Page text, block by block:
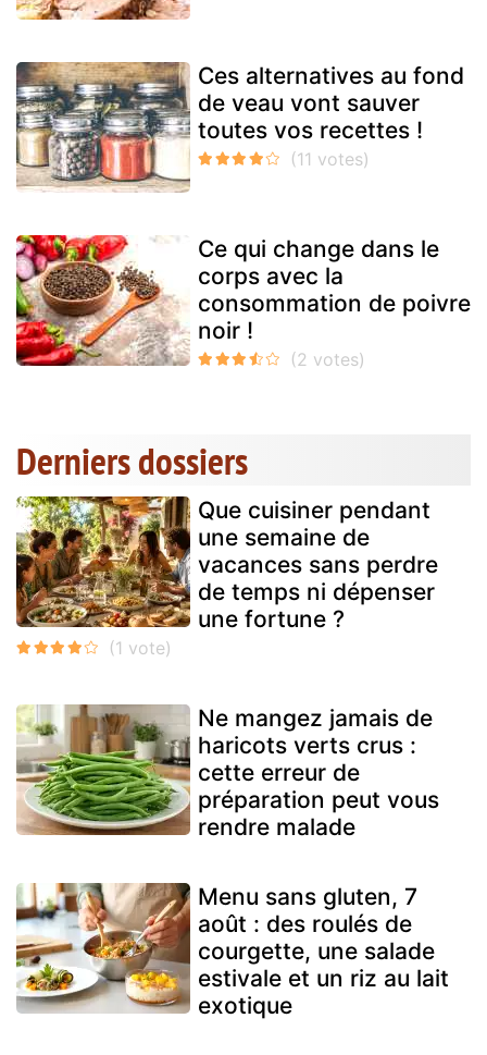
Ces alternatives au fond
de veau vont sauver
toutes vos recettes !
Ce qui change dans le
corps avec la
consommation de poivre
noir !
Derniers dossiers
Que cuisiner pendant
une semaine de
vacances sans perdre
de temps ni dépenser
une fortune ?
Ne mangez jamais de
haricots verts crus :
cette erreur de
préparation peut vous
rendre malade
Menu sans gluten, 7
août : des roulés de
courgette, une salade
estivale et un riz au lait
exotique